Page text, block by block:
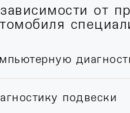
от
подвески